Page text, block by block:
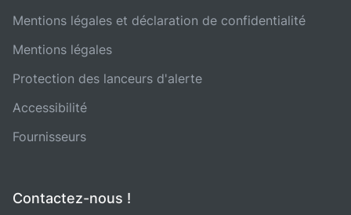
Mentions légales et déclaration de confidentialité
Mentions légales
Protection des lanceurs d'alerte
Accessibilité
Fournisseurs
Contactez-nous !